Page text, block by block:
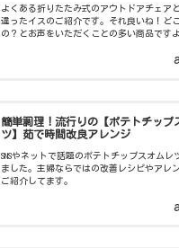
よくある折りたたみ式のアウトドアチェ
違ったイスのご紹介です。それ良いね！ど
の？とお声をいただくことの多い商品ですよ
簡単調理！流行りの【ポテトチップ
ツ】茹で時間改良アレンジ
SNSやネットで話題のポテトチップスオムレ
ました。主婦ならではの改善レシピやアレ
ご紹介してます。